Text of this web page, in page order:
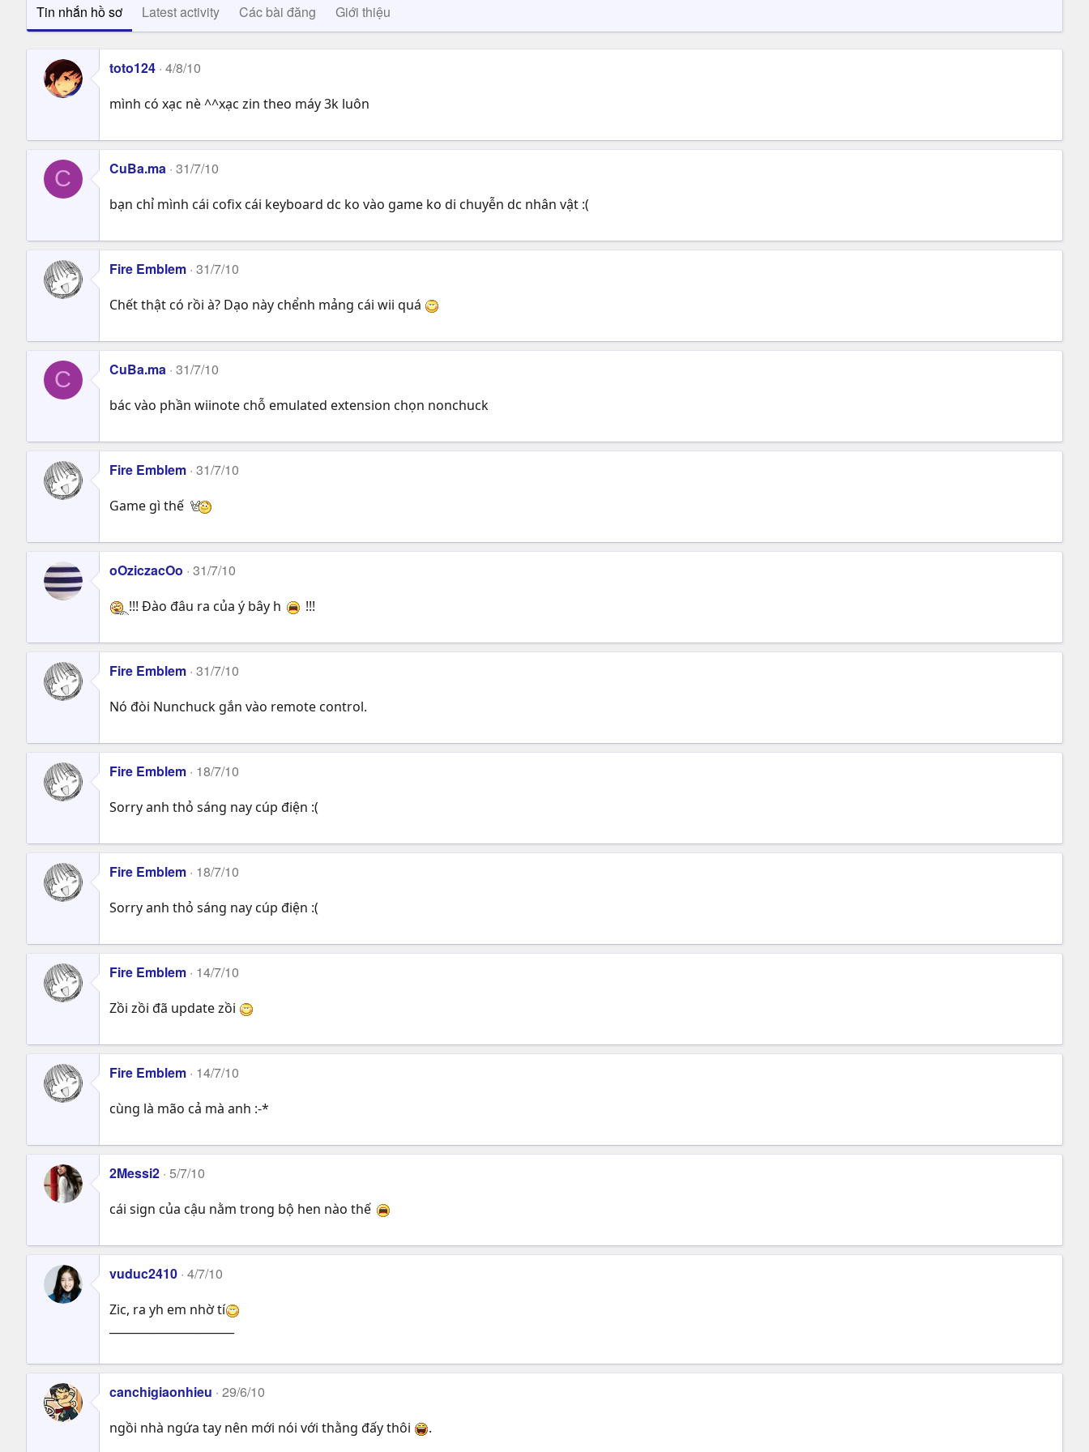
Tin nhắn hồ sơ Latest activity Các bài đăng Giới thiệu
toto124 4/8/10
mình có xạc nè ^^xạc zin theo máy 3k luôn
C CuBa.ma 31/7/10
bạn chỉ mình cái cofix cái keyboard dc ko vào game ko di chuyễn dc nhân vật :(
Fire Emblem 31/7/10
Chết thật có rồi à? Dạo này chểnh mảng cái wii quá
C CuBa.ma 31/7/10
bác vào phần wiinote chỗ emulated extension chọn nonchuck
Fire Emblem 31/7/10
Game gì thế
oOziczacOo 31/7/10
!!! Đào đâu ra của ý bây h !!!
Fire Emblem 31/7/10
Nó đòi Nunchuck gắn vào remote control.
Fire Emblem 18/7/10
Sorry anh thỏ sáng nay cúp điện :(
Fire Emblem 18/7/10
Sorry anh thỏ sáng nay cúp điện :(
Fire Emblem 14/7/10
Zồi zồi đã update zồi
Fire Emblem 14/7/10
cùng là mão cả mà anh :-*
2Messi2 5/7/10
cái sign của cậu nằm trong bộ hen nào thế
vuduc2410 4/7/10
Zic, ra yh em nhờ tí
canchigiaonhieu 29/6/10
ngồi nhà ngứa tay nên mới nói với thằng đấy thôi .